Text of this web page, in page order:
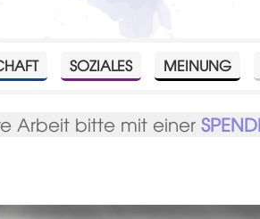
SOZIALES MEINUNG
Arbeit bitte mit einer